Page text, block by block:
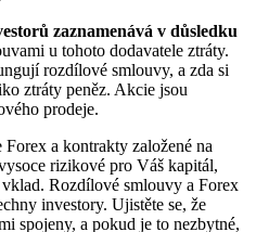
zaznamenává v důsledku
u tohoto dodavatele ztráty.
rozdílové smlouvy, a zda si
ztráty peněz. Akcie jsou
prodeje.
a kontrakty založené na
rizikové pro Váš kapitál,
Rozdílové smlouvy a Forex
investory. Ujistěte se, že
spojeny, a pokud je to nezbytné,